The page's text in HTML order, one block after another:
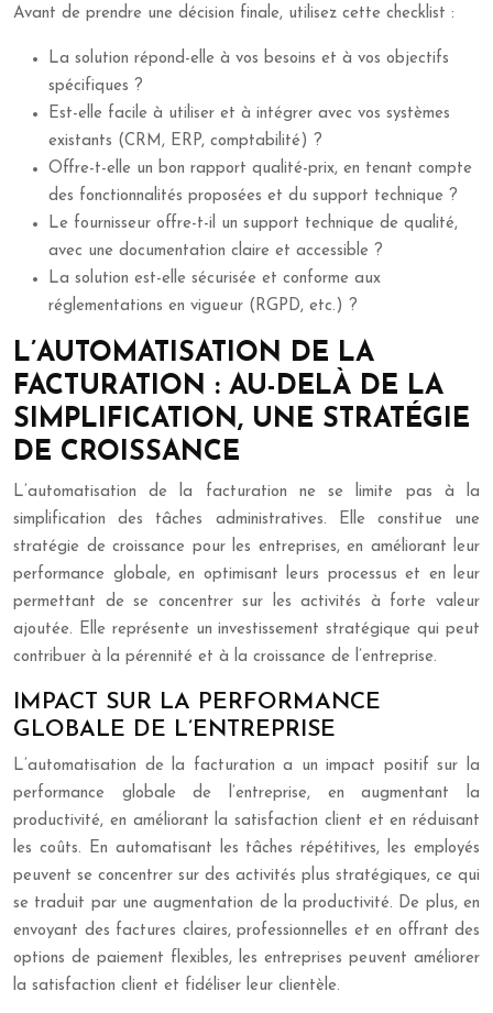
Avant de prendre une décision finale, utilisez cette checklist :
La solution répond-elle à vos besoins et à vos objectifs
spécifiques ?
Est-elle facile à utiliser et à intégrer avec vos systèmes
existants (CRM, ERP, comptabilité) ?
Offre-t-elle un bon rapport qualité-prix, en tenant compte
des fonctionnalités proposées et du support technique ?
Le fournisseur offre-t-il un support technique de qualité,
avec une documentation claire et accessible ?
La solution est-elle sécurisée et conforme aux
réglementations en vigueur (RGPD, etc.) ?
L’AUTOMATISATION DE LA
FACTURATION : AU-DELÀ DE LA
SIMPLIFICATION, UNE STRATÉGIE
DE CROISSANCE
L’automatisation de la facturation ne se limite pas à la
simplification des tâches administratives. Elle constitue une
stratégie de croissance pour les entreprises, en améliorant leur
performance globale, en optimisant leurs processus et en leur
permettant de se concentrer sur les activités à forte valeur
ajoutée. Elle représente un investissement stratégique qui peut
contribuer à la pérennité et à la croissance de l’entreprise.
IMPACT SUR LA PERFORMANCE
GLOBALE DE L’ENTREPRISE
L’automatisation de la facturation a un impact positif sur la
performance globale de l’entreprise, en augmentant la
productivité, en améliorant la satisfaction client et en réduisant
les coûts. En automatisant les tâches répétitives, les employés
peuvent se concentrer sur des activités plus stratégiques, ce qui
se traduit par une augmentation de la productivité. De plus, en
envoyant des factures claires, professionnelles et en offrant des
options de paiement flexibles, les entreprises peuvent améliorer
la satisfaction client et fidéliser leur clientèle.